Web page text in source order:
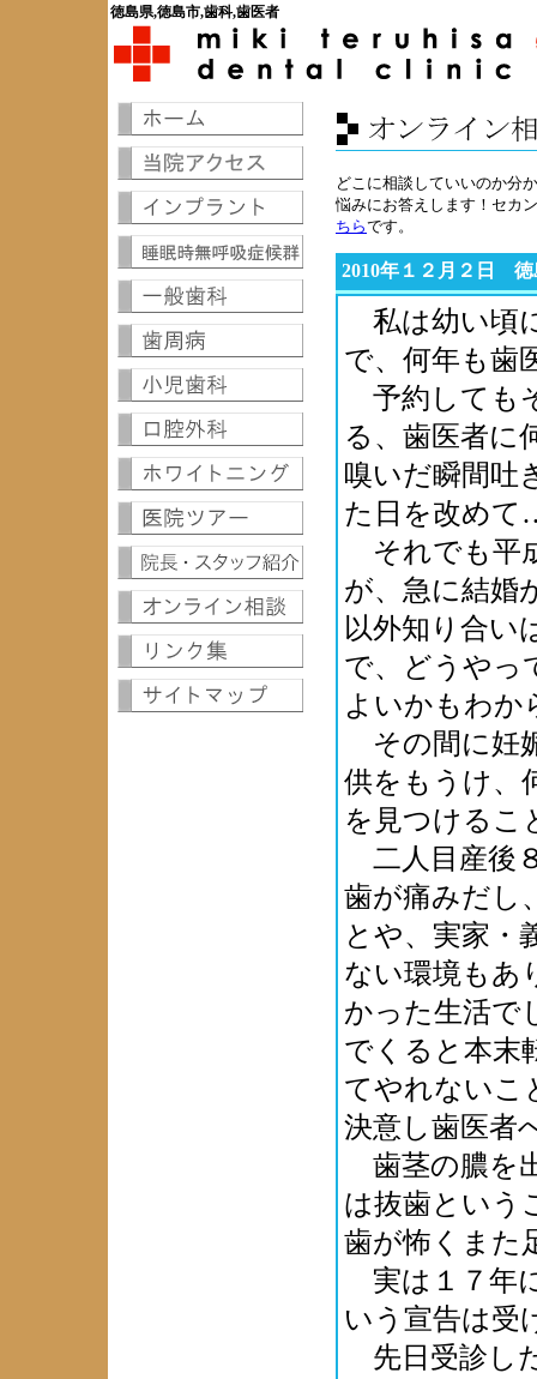
徳島県,徳島市,歯科,歯医者
どこに相談していいのか分
悩みにお答えします！セカ
ちらです。
2010年１２月２日
私は幼い頃
で、何年も歯
予約しても
る、歯医者に
嗅いだ瞬間吐
た日を改めて
それでも平
が、急に結婚
以外知り合い
で、どうやっ
よいかもわか
その間に妊
供をもうけ、
を見つけるこ
二人目産後
歯が痛みだし
とや、実家・
ない環境もあ
かった生活で
でくると本末
てやれないこ
決意し歯医者
歯茎の膿を
は抜歯という
歯が怖くまた
実は１７年
いう宣告は受
先日受診し